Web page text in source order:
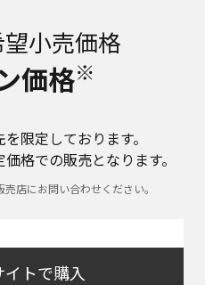
小売価格
価格※
限定しております。
格での販売となります。
店にお問い合わせください。
トで購入